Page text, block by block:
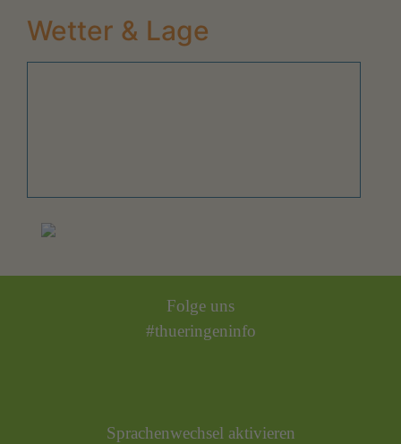
Wetter & Lage
Folge uns
#thueringeninfo
Sprachenwechsel aktivieren